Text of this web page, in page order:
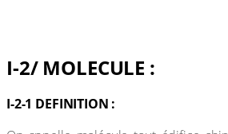
I-2/ MOLECULE :
I-2-1 DEFINITION :